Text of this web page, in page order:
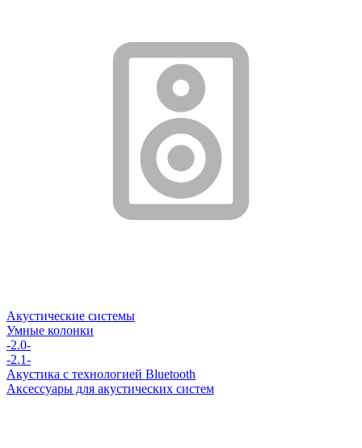
Акустические системы
Умные колонки
-2.0-
-2.1-
Акустика с технологией Bluetooth
Аксессуары для акустических систем